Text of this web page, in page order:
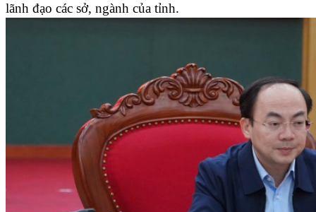
lãnh đạo các sở, ngành của tỉnh.